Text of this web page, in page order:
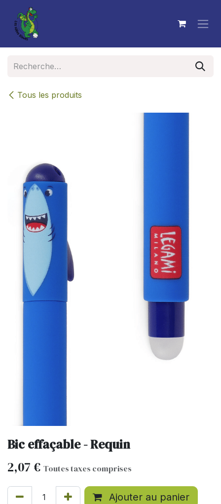
Se rendre au contenu
Tous les produits
Bic effaçable - Requin
2,07 € Toutes taxes comprises
Ajouter au panier